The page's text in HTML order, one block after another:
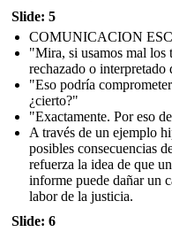
Slide: 5
COMUNICACION
"Mira, si usamos mal los
rechazado o
"Eso podría
¿cierto?"
"Exactamente. Por eso
A través de un ejemplo
posibles consecuencias
refuerza la idea de que
informe puede dañar un
labor de la justicia.
Slide: 6